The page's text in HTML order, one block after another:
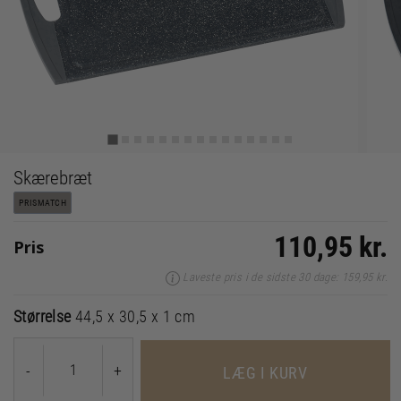
Skærebræt
PRISMATCH
Pris 110,95 kr.
Laveste pris i de sidste 30 dage: 159,95 kr.
Størrelse 44,5 x 30,5 x 1 cm
- + LÆG I KURV